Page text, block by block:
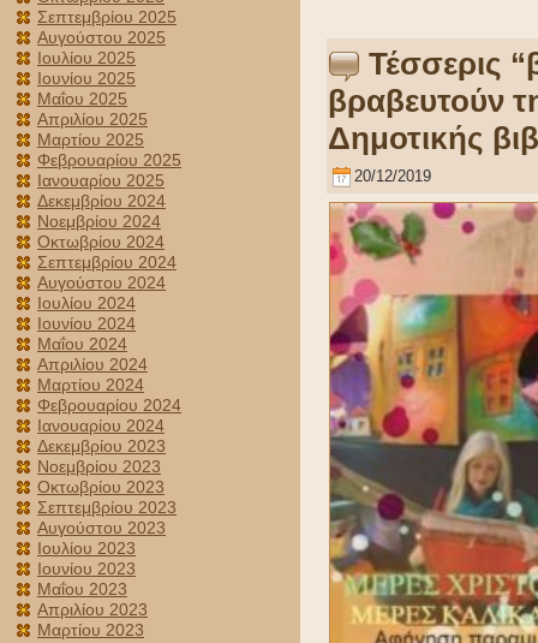
Σεπτεμβρίου 2025
Αυγούστου 2025
Ιουλίου 2025
Ιουνίου 2025
Μαΐου 2025
Απριλίου 2025
Μαρτίου 2025
Φεβρουαρίου 2025
Ιανουαρίου 2025
Δεκεμβρίου 2024
Νοεμβρίου 2024
Οκτωβρίου 2024
Σεπτεμβρίου 2024
Αυγούστου 2024
Ιουλίου 2024
Ιουνίου 2024
Μαΐου 2024
Απριλίου 2024
Μαρτίου 2024
Φεβρουαρίου 2024
Ιανουαρίου 2024
Δεκεμβρίου 2023
Νοεμβρίου 2023
Οκτωβρίου 2023
Σεπτεμβρίου 2023
Αυγούστου 2023
Ιουλίου 2023
Ιουνίου 2023
Μαΐου 2023
Απριλίου 2023
Μαρτίου 2023
Τέσσερις
βραβευτούν
Δημοτικής
20/12/2019